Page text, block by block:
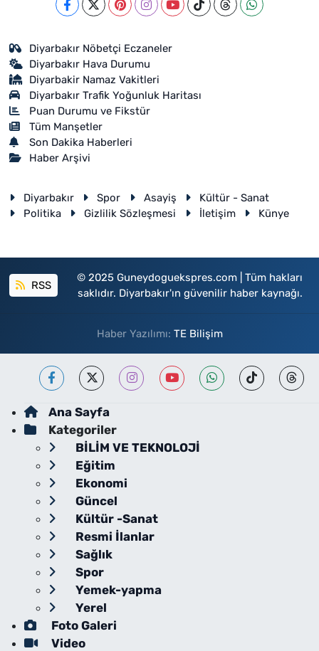
Diyarbakır Nöbetçi Eczaneler
Diyarbakır Hava Durumu
Diyarbakir Namaz Vakitleri
Diyarbakır Trafik Yoğunluk Haritası
Puan Durumu ve Fikstür
Tüm Manşetler
Son Dakika Haberleri
Haber Arşivi
Diyarbakır Spor Asayiş
Kültür - Sanat
Politika
Gizlilik Sözleşmesi İletişim Künye
RSS
© 2025 Guneydoguekspres.com | Tüm hakları
saklıdır. Diyarbakır'ın güvenilir haber kaynağı.
Haber Yazılımı: TE Bilişim
Ana Sayfa
Kategoriler
BİLİM VE TEKNOLOJİ
Eğitim
Ekonomi
Güncel
Kültür -Sanat
Resmi İlanlar
Sağlık
Spor
Yemek-yapma
Yerel
Foto Galeri
Video